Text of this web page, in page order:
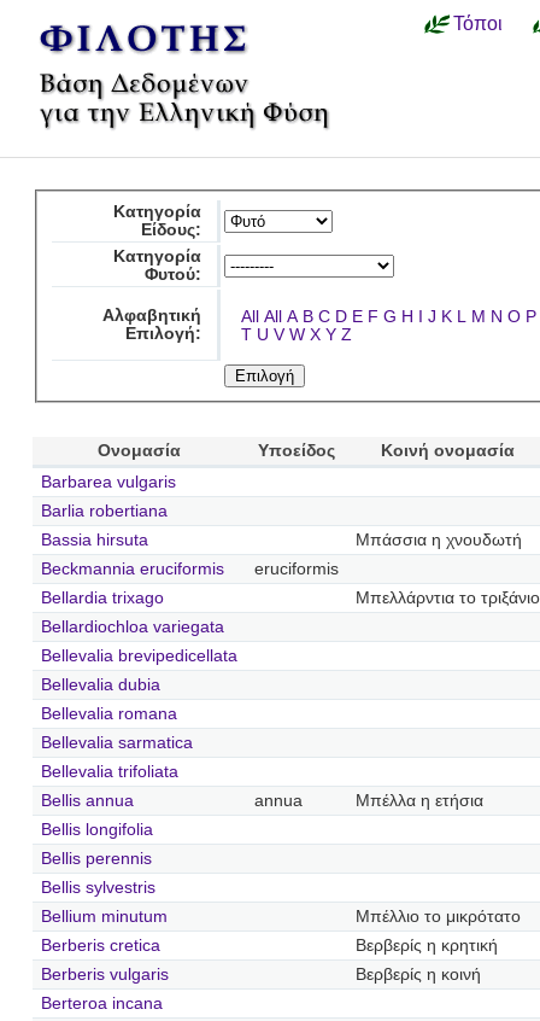
Τόποι
Κατηγορία
Είδους:
Κατηγορία
Φυτού:
Αλφαβητική
Επιλογή:
All All A B C D E F G H I J K L M N O P
T U V W X Y Z
Ονομασία Υποείδος
Κοινή ονομασία
Barbarea vulgaris
Barlia robertiana
Bassia hirsuta
Μπάσσια η χνουδωτή
Beckmannia eruciformis
eruciformis
Bellardia trixago
Μπελλάρντια το τριξάνιο
Bellardiochloa variegata
Bellevalia brevipedicellata
Bellevalia dubia
Bellevalia romana
Bellevalia sarmatica
Bellevalia trifoliata
Bellis annua
annua
Μπέλλα η ετήσια
Bellis longifolia
Bellis perennis
Bellis sylvestris
Bellium minutum
Μπέλλιο το μικρότατο
Berberis cretica
Βερβερίς η κρητική
Berberis vulgaris
Βερβερίς η κοινή
Berteroa incana